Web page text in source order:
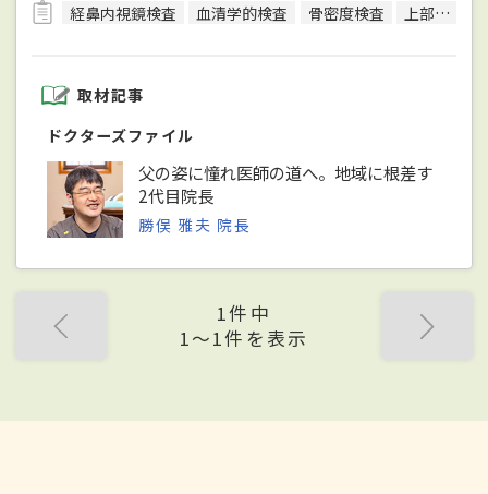
経鼻内視鏡検査
血清学的検査 骨密度検査 上部内視鏡検査
取材記事
ドクターズファイル
父の姿に憧れ医師の道へ。地域に根差す
2代目院長
勝俣 雅夫 院長
1件中
1〜1件を表示